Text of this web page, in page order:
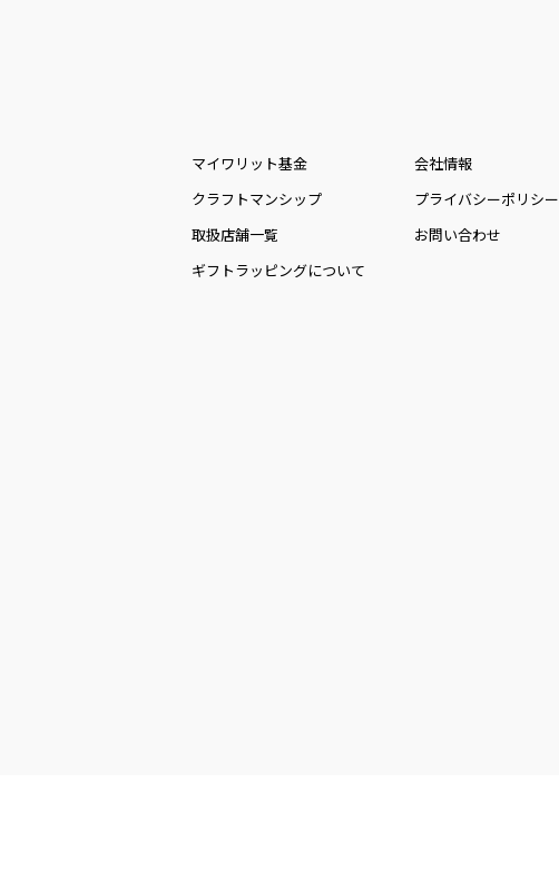
マイワリット基金
クラフトマンシップ
取扱店舗一覧
ギフトラッピングについて
会社情報
プライバシーポリシー
お問い合わせ